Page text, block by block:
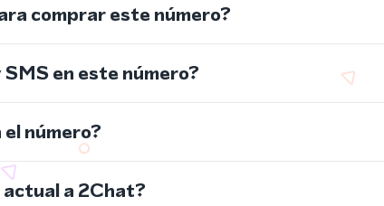
comprar este número?
en este número?
número?
a 2Chat?